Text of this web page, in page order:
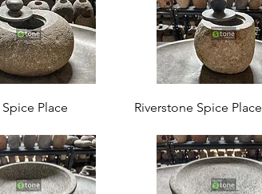
rapide
Place Aperçu rapide
Riverstone Spice Place